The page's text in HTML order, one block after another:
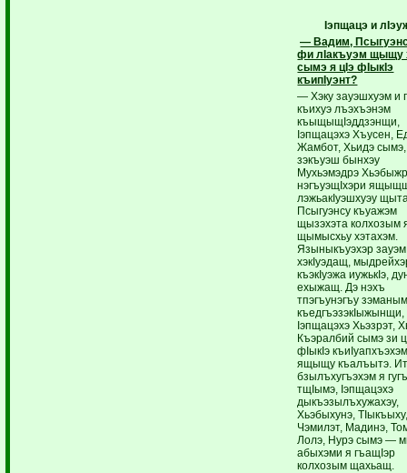
Iэпщацэ и
— Вадим,
фи лIакъуэм щыщу
сымэ я цIэ фIыкIэ
къипIуэнт?
— Хэку зауэшхуэм и
къихуэ лъэхъэнэм
къыщыщIэддзэнщи,
Iэпщацэхэ Хъусен,
Жамбот, Хьидэ сымэ,
зэкъуэш бынхэу
Мухьэмэдрэ
нэгъуэщIхэри
лэжьакIуэшхуэу
Псыгуэнсу къуажэм
щызэхэта колхозым
щымысхьу хэтахэм.
Языныкъуэхэр зауэм
хэкIуэдащ,
къэкIуэжа иужькIэ,
ехыжащ. Дэ нэхъ
тпэгъунэгъу
къедгъэзэкIыжынщи,
Iэпщацэхэ Хьэзрэт,
Къэралбий сымэ зи
фIыкIэ
ящыщу къалъытэ.
бзылъхугъэхэм я
тщIымэ, Iэпщацэхэ
дыкъэзылъхужахэу,
Хьэбыхунэ,
Чэмилэт, Мадинэ,
Лолэ, Нурэ сымэ —
абыхэми я гъащIэр
колхозым щахьащ.